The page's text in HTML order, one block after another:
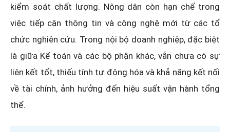
kiểm soát chất lượng. Nông dân còn hạn chế trong
việc tiếp cận thông tin và công nghệ mới từ các tổ
chức nghiên cứu. Trong nội bộ doanh nghiệp, đặc biệt
là giữa Kế toán và các bộ phận khác, vẫn chưa có sự
liên kết tốt, thiếu tính tự động hóa và khả năng kết nối
về tài chính, ảnh hưởng đến hiệu suất vận hành tổng
thể.